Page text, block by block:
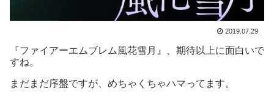
2019.07.29
『ファイアーエムブレム風花雪月』、期待以上に面白いで
すね。
まだまだ序盤ですが、めちゃくちゃハマってます。